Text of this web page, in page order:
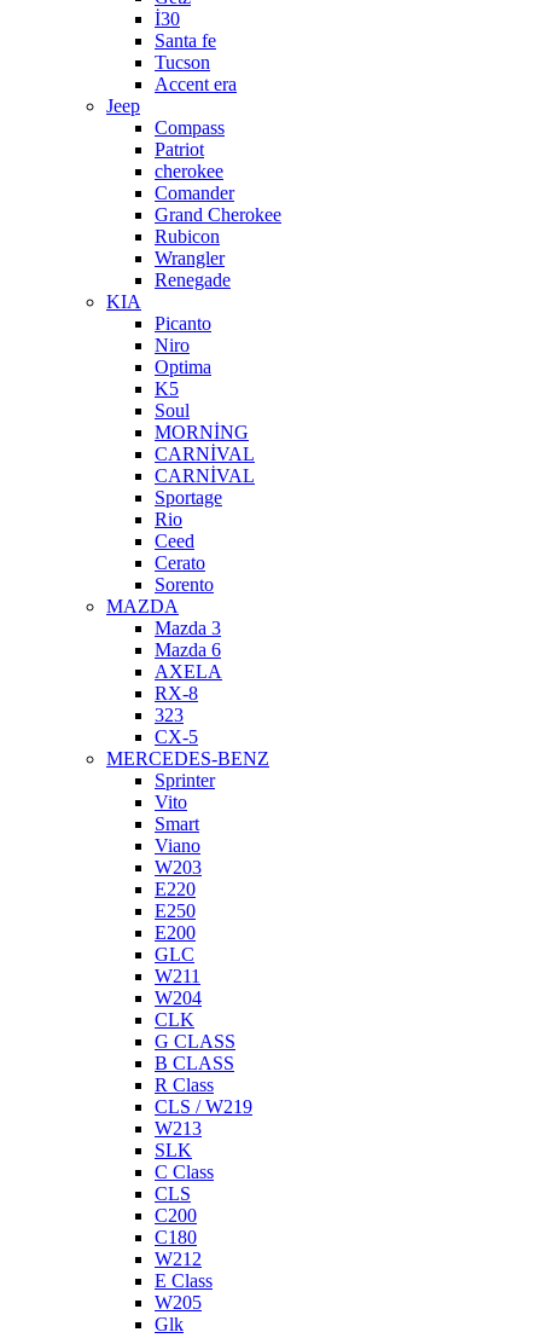
İ30
Santa fe
Tucson
Accent era
Jeep
Compass
Patriot
cherokee
Comander
Grand Cherokee
Rubicon
Wrangler
Renegade
KIA
Picanto
Niro
Optima
K5
Soul
MORNİNG
CARNİVAL
CARNİVAL
Sportage
Rio
Ceed
Cerato
Sorento
MAZDA
Mazda 3
Mazda 6
AXELA
RX-8
323
CX-5
MERCEDES-BENZ
Sprinter
Vito
Smart
Viano
W203
E220
E250
E200
GLC
W211
W204
CLK
G CLASS
B CLASS
R Class
CLS / W219
W213
SLK
C Class
CLS
C200
C180
W212
E Class
W205
Glk